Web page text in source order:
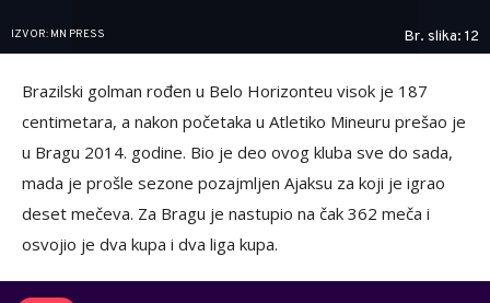
IZVOR: MN PRESS Br. slika: 12
Brazilski golman rođen u Belo Horizonteu visok je 187
centimetara, a nakon početaka u Atletiko Mineuru prešao je
u Bragu 2014. godine. Bio je deo ovog kluba sve do sada,
mada je prošle sezone pozajmljen Ajaksu za koji je igrao
deset mečeva. Za Bragu je nastupio na čak 362 meča i
osvojio je dva kupa i dva liga kupa.